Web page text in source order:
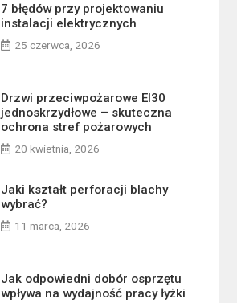
7 błędów przy projektowaniu
instalacji elektrycznych
25 czerwca, 2026
Drzwi przeciwpożarowe EI30
jednoskrzydłowe – skuteczna
ochrona stref pożarowych
20 kwietnia, 2026
Jaki kształt perforacji blachy
wybrać?
11 marca, 2026
Jak odpowiedni dobór osprzętu
wpływa na wydajność pracy łyżki